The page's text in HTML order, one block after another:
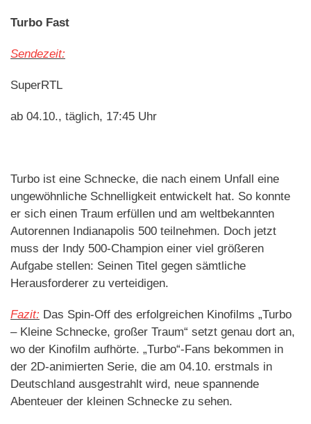
Turbo Fast
Sendezeit:
SuperRTL
ab 04.10., täglich, 17:45 Uhr
Turbo ist eine Schnecke, die nach einem Unfall eine
ungewöhnliche Schnelligkeit entwickelt hat. So konnte
er sich einen Traum erfüllen und am weltbekannten
Autorennen Indianapolis 500 teilnehmen. Doch jetzt
muss der Indy 500-Champion einer viel größeren
Aufgabe stellen: Seinen Titel gegen sämtliche
Herausforderer zu verteidigen.
Fazit: Das Spin-Off des erfolgreichen Kinofilms „Turbo
– Kleine Schnecke, großer Traum“ setzt genau dort an,
wo der Kinofilm aufhörte. „Turbo“-Fans bekommen in
der 2D-animierten Serie, die am 04.10. erstmals in
Deutschland ausgestrahlt wird, neue spannende
Abenteuer der kleinen Schnecke zu sehen.